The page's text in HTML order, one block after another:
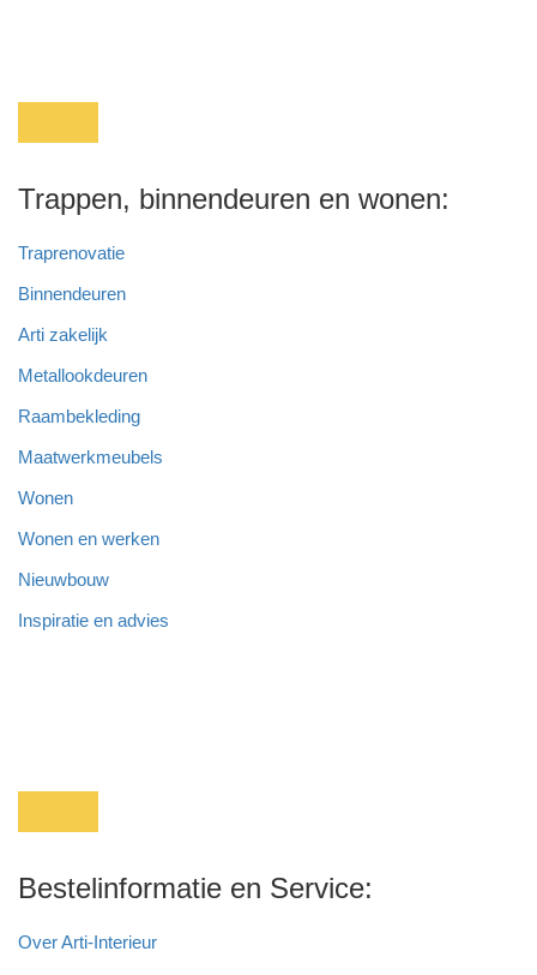
Trappen, binnendeuren en wonen:
Traprenovatie
Binnendeuren
Arti zakelijk
Metallookdeuren
Raambekleding
Maatwerkmeubels
Wonen
Wonen en werken
Nieuwbouw
Inspiratie en advies
Bestelinformatie en Service:
Over Arti-Interieur